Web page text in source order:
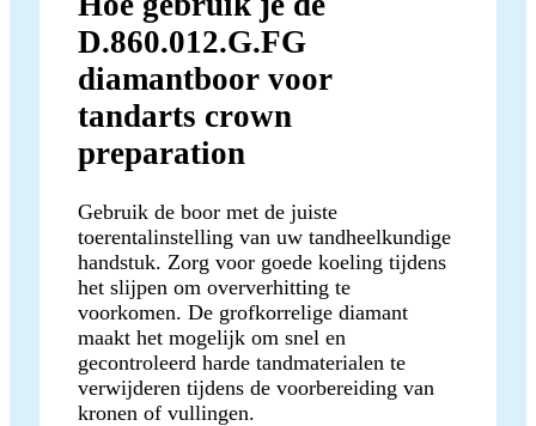
D.860.012.G.FG
diamantboor voor
tandarts crown
preparation
Gebruik de boor met de juiste
toerentalinstelling van uw tandheelkundige
handstuk. Zorg voor goede koeling tijdens
het slijpen om oververhitting te
voorkomen. De grofkorrelige diamant
maakt het mogelijk om snel en
gecontroleerd harde tandmaterialen te
verwijderen tijdens de voorbereiding van
kronen of vullingen.